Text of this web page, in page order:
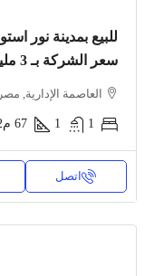
سعر الشركة بـ 3 مليون
العاصمة الإدارية, مصر
1
1
67 م2
اتصل